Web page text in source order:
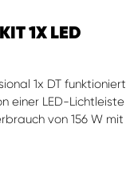
1X LED
1x DT funktioniert
einer LED-Lichtleiste
von 156 W mit